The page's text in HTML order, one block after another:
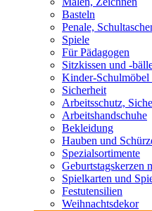
Basteln
Penale,
Spiele
Für Pädagogen
Sitzkissen und -
Kinder-Schulmöbel
Sicherheit
Arbeitsschutz,
Arbeitshandschuhe
Bekleidung
Hauben und
Spezialsortimente
Geburtstagskerzen
Spielkarten und
Festutensilien
Weihnachtsdekor